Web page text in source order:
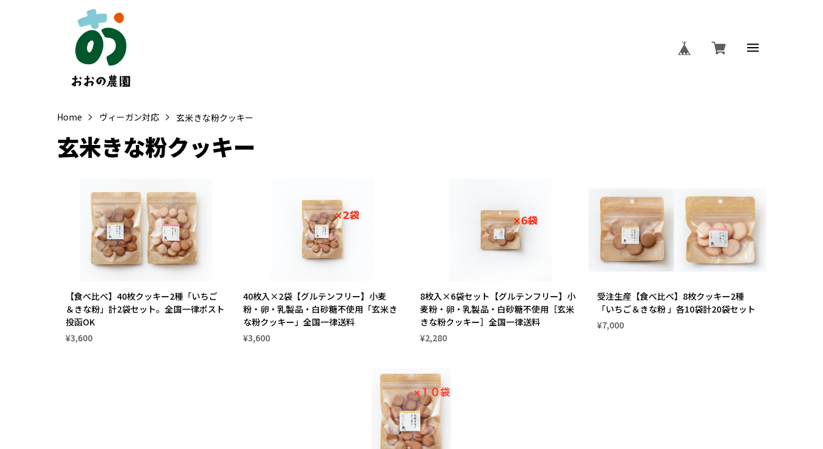
Home ヴィーガン対応 玄米きな粉クッキー
玄米きな粉クッキー
【食べ比べ】40枚クッキー2種「いちご
＆きな粉」計2袋セット。全国一律ポスト
投函OK
¥3,600
40枚入×2袋【グルテンフリー】小麦
粉・卵・乳製品・白砂糖不使用「玄米き
な粉クッキー」全国一律送料
¥3,600
8枚入×6袋セット【グルテンフリー】小
麦粉・卵・乳製品・白砂糖不使用［玄米
きな粉クッキー］全国一律送料
¥2,280
受注生産【食べ比べ】8枚クッキー2種
「いちご＆きな粉 」各10袋計20袋セット
¥7,000